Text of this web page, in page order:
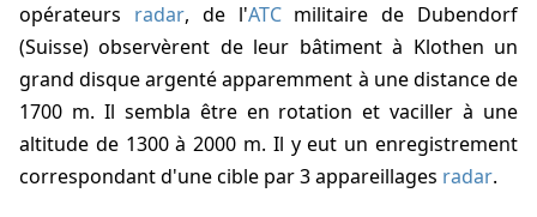
opérateurs radar, de l'ATCmilitaire de Dubendorf
(Suisse) observèrent de leur bâtiment à Klothen un
grand disque argenté apparemment à une distance de
1700 m. Il sembla être en rotation et vaciller à une
altitude de 1300 à 2000 m. Il y eut un enregistrement
correspondant d'une cible par 3 appareillages radar.